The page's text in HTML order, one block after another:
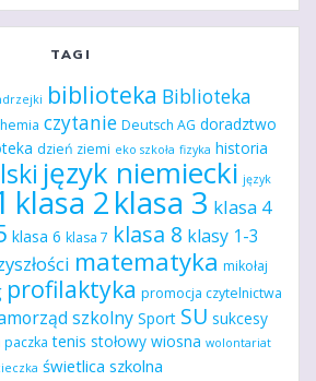
TAGI
biblioteka Biblioteka
czytanie Deutsch AG doradztwo
dzień ziemi eko szkoła fizyka historia
język niemiecki język
klasa 2klasa 3 klasa 4
klasa 6 klasa 7 klasa 8 klasy 1-3
matematyka mikołaj
profilaktyka promocja czytelnictwa
szkolny Sport SU sukcesy
paczka tenis stołowy wiosna wolontariat
świetlica szkolna